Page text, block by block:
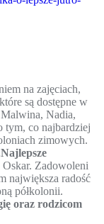
na zajęciach,
są dostępne w
Nadia,
tym, co najbardziej
zimowych.
Zadowoleni
największa radość
półkolonii.
oraz rodzicom